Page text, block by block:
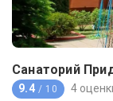
Санаторий
9.4 / 10 4